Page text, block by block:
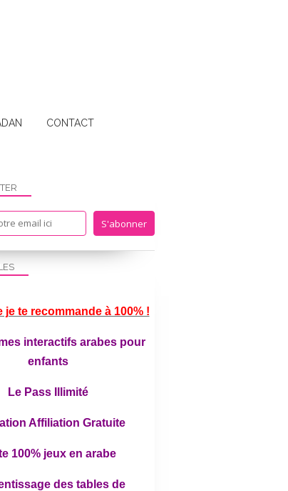
CONTACT
je te recommande à 100% !
interactifs arabes pour
enfants
Le Pass Illimité
Affiliation Gratuite
100% jeux en arabe
des tables de